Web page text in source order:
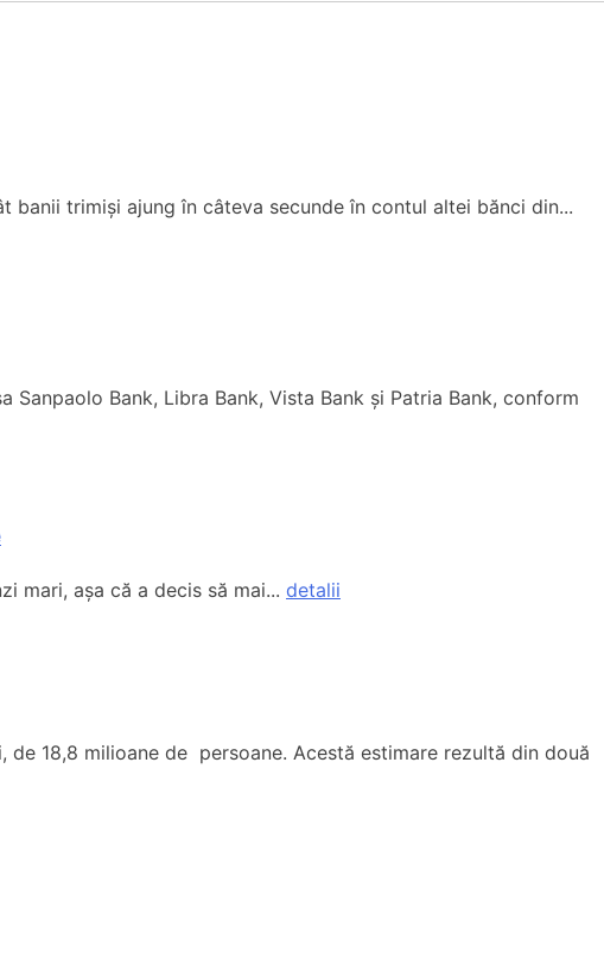
trimiși ajung în câteva secunde în contul altei bănci din...
Bank, Libra Bank, Vista Bank și Patria Bank, conform
mari, așa că a decis să mai... detalii
18,8 milioane de persoane. Acestă estimare rezultă din două